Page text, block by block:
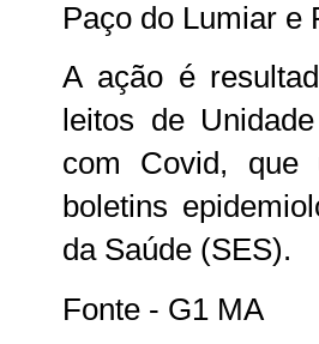
Paço do Lumiar e
A ação é
leitos de
com Covid, que
boletins
da Saúde (SES).
Fonte - G1 MA